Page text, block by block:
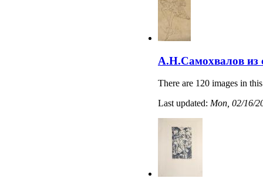
А.Н.Самохвалов из
There are 120 images in
Last updated: Mon, 02/16/